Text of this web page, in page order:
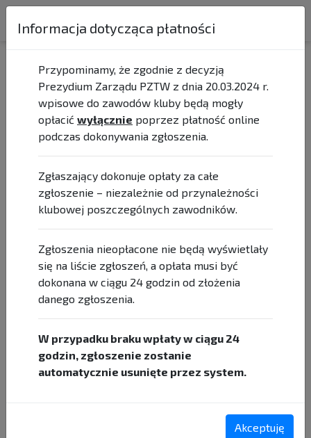
Wielkopolskie Wioślarstwo
ENEA Młodzieżowe Mistrzostwa Polski /
MP Młodzików
2024-07-19 | 2024-07-21
zgłoszenia zamknięte (brak możliwości zmian)
Obecnie jesteś niezalogowany.
Masz możliwość przejrzenia opublikowanej listy
zgłoszeń.
Lista zgłoszeń jest zamknięta.
REGULAMIN ZAWODÓW
PROGRAM GODZINOWY
Informacja dotycząca płatności
Przypominamy, że zgodnie z decyzją
Prezydium Zarządu PZTW z dnia 20.03.2024 r.
wpisowe do zawodów kluby będą mogły
opłacić wyłącznie poprzez płatność online
podczas dokonywania zgłoszenia.
Zgłaszający dokonuje opłaty za całe
zgłoszenie – niezależnie od przynależności
klubowej poszczególnych zawodników.
Zgłoszenia nieopłacone nie będą wyświetlały
się na liście zgłoszeń, a opłata musi być
dokonana w ciągu 24 godzin od złożenia
danego zgłoszenia.
W przypadku braku wpłaty w ciągu 24
godzin, zgłoszenie zostanie
automatycznie usunięte przez system.
Akceptuję